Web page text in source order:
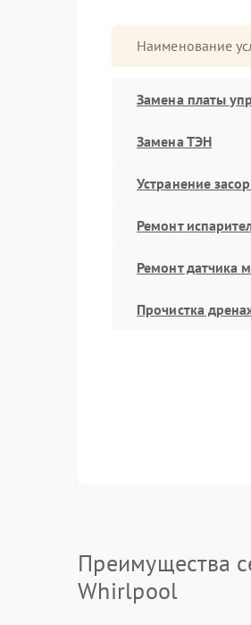
Наименование
Замена платы
Замена ТЭН
Устранение
Ремонт
Ремонт датчика
Прочистка
Преимущества
Whirlpool